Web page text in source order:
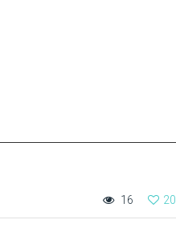
20
16